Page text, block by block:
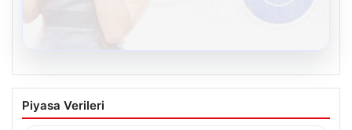
Kelebek sohbet platformu İle Dijital
İletişimin Güvenli Adresi Ve Chat
Piyasa Verileri